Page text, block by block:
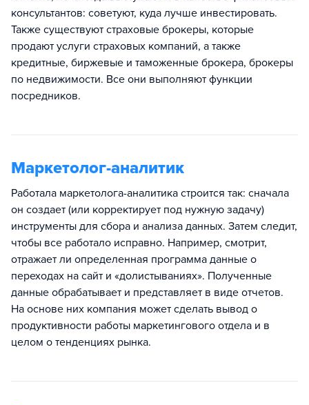
консультантов: советуют, куда лучше инвестировать.
Также существуют страховые брокеры, которые
продают услуги страховых компаний, а также
кредитные, биржевые и таможенные брокера, брокеры
по недвижимости. Все они выполняют функции
посредников.
Маркетолог-аналитик
Работала маркетолога-аналитика строится так: сначала
он создает (или корректирует под нужную задачу)
инструменты для сбора и анализа данных. Затем следит,
чтобы все работало исправно. Например, смотрит,
отражает ли определенная программа данные о
переходах на сайт и «долистываниях». Полученные
данные обрабатывает и представляет в виде отчетов.
На основе них компания может сделать вывод о
продуктивности работы маркетингового отдела и в
целом о тенденциях рынка.